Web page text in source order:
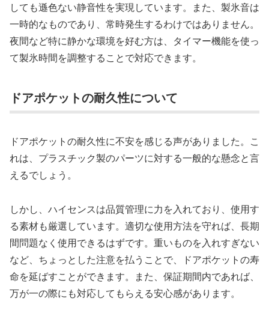
しても遜色ない静音性を実現しています。また、製氷音は
一時的なものであり、常時発生するわけではありません。
夜間など特に静かな環境を好む方は、タイマー機能を使っ
て製氷時間を調整することで対応できます。
ドアポケットの耐久性について
ドアポケットの耐久性に不安を感じる声がありました。こ
れは、プラスチック製のパーツに対する一般的な懸念と言
えるでしょう。
しかし、ハイセンスは品質管理に力を入れており、使用す
る素材も厳選しています。適切な使用方法を守れば、長期
間問題なく使用できるはずです。重いものを入れすぎない
など、ちょっとした注意を払うことで、ドアポケットの寿
命を延ばすことができます。また、保証期間内であれば、
万が一の際にも対応してもらえる安心感があります。